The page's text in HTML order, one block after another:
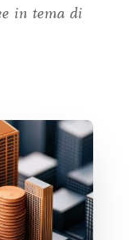
in tema di